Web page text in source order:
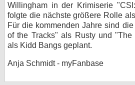
Willingham in der Krimiserie
folgte die nächste größere Rolle als
Für die kommenden Jahre sind
of the Tracks" als Rusty und
als Kidd Bangs geplant.
Anja Schmidt - myFanbase